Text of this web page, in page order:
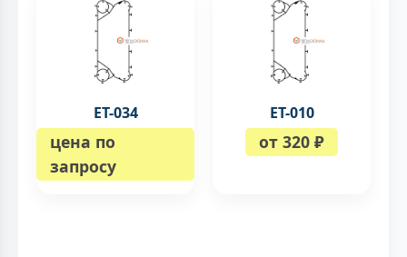
ЕТ-034
цена по
запросу
ЕТ-010
от 320 ₽